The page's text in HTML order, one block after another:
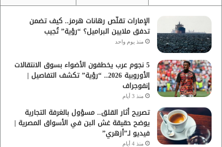
الإمارات تقلّص رهانات هرمز.. كيف تضمن
تدفق ملايين البراميل؟ “رؤية” تُجيب
منذ يوم واحد
5 نجوم عرب يخطفون الأضواء بسوق الانتقالات
الأوروبية 2026.. “رؤية” تكشف التفاصيل |
إنفوجراف
منذ 3 أيام
تصريح أثار القلق.. مسؤول بالغرفة التجارية
يوضح حقيقة غش البن في الأسواق المصرية |
فيديو لـ”أزهري”
منذ 4 أيام